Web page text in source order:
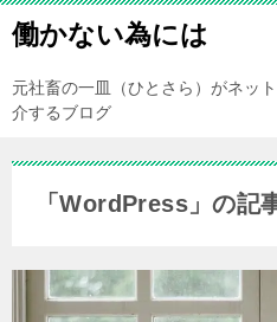
働かない為には
元社畜の一皿（ひとさら）がネッ
介するブログ
「WordPress」の記